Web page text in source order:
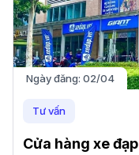
Ngày đăng: 02/04
Tư vấn
Cửa hàng xe